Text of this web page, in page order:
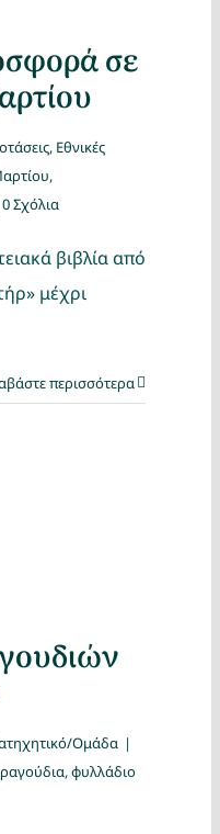
σε
, Εθνικές
,
0 Σχόλια
βιβλία από
μέχρι
περισσότερα
Ομάδα |
,φυλλάδιο